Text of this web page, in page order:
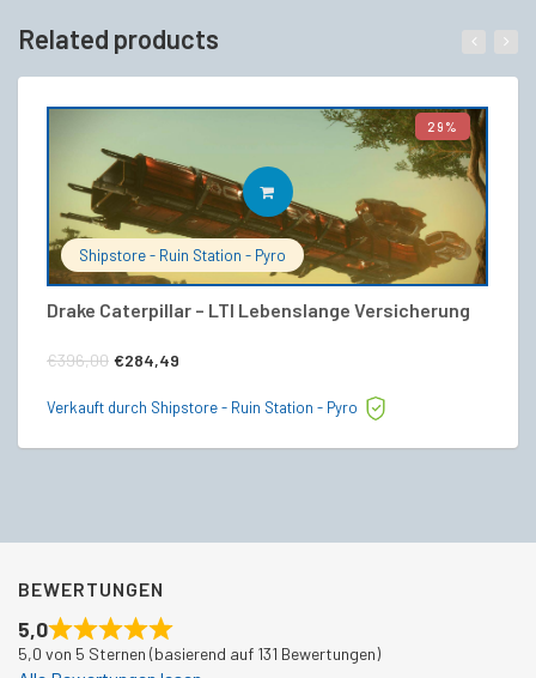
Related products
29%
Shipstore - Ruin Station - Pyro
Drake Caterpillar – LTI Lebenslange Versicherung
€396,00 Ursprünglicher
€284,49
IN DEN WARENKORB
Verkauft durch Shipstore - Ruin Station - Pyro
BEWERTUNGEN
5,0
5,0 von 5 Sternen (basierend auf 131 Bewertungen)